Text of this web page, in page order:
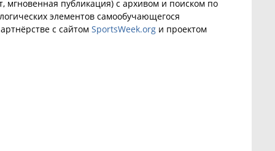
публикация) с архивом и поиском по
элементов самообучающегося
с сайтом SportsWeek.org и проектом